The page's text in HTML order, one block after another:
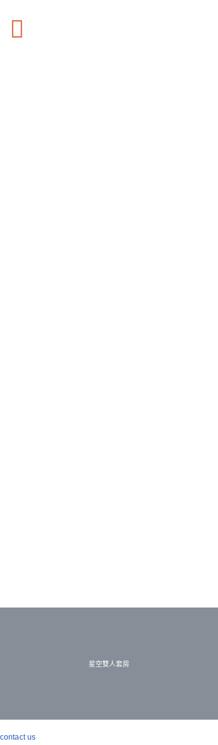
星空雙人套房
contact us